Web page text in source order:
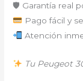
🛡 Garantía real
Pago fácil y
Atención
Tu Peugeot